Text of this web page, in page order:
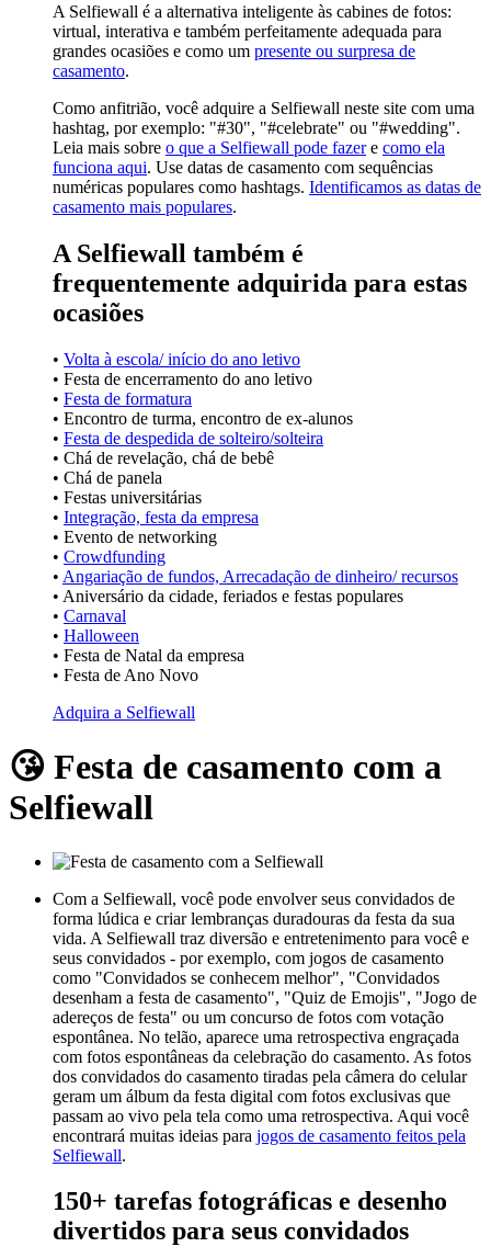
A Selfiewall é a alternativa inteligente às cabines de fotos:
virtual, interativa e também perfeitamente adequada para
grandes ocasiões e como um presente ou surpresa de
casamento.
Como anfitrião, você adquire a Selfiewall neste site com uma
hashtag, por exemplo: "#30", "#celebrate" ou "#wedding".
Leia mais sobre o que a Selfiewall pode fazere como ela
funciona aqui. Use datas de casamento com sequências
numéricas populares como hashtags. Identificamos as datas de
casamento mais populares.
A Selfiewall também é
frequentemente adquirida para estas
ocasiões
• Volta à escola/ início do ano letivo
• Festa de encerramento do ano letivo
• Festa de formatura
• Encontro de turma, encontro de ex-alunos
• Festa de despedida de solteiro/solteira
• Chá de revelação, chá de bebê
• Chá de panela
• Festas universitárias
• Integração, festa da empresa
• Evento de networking
• Crowdfunding
• Angariação de fundos, Arrecadação de dinheiro/ recursos
• Aniversário da cidade, feriados e festas populares
• Carnaval
• Halloween
• Festa de Natal da empresa
• Festa de Ano Novo
Adquira a Selfiewall
😘 Festa de casamento com a
Selfiewall
Com a Selfiewall, você pode envolver seus convidados de
forma lúdica e criar lembranças duradouras da festa da sua
vida. A Selfiewall traz diversão e entretenimento para você e
seus convidados - por exemplo, com jogos de casamento
como "Convidados se conhecem melhor", "Convidados
desenham a festa de casamento", "Quiz de Emojis", "Jogo de
adereços de festa" ou um concurso de fotos com votação
espontânea. No telão, aparece uma retrospectiva engraçada
com fotos espontâneas da celebração do casamento. As fotos
dos convidados do casamento tiradas pela câmera do celular
geram um álbum da festa digital com fotos exclusivas que
passam ao vivo pela tela como uma retrospectiva. Aqui você
encontrará muitas ideias para jogos de casamento feitos pela
Selfiewall.
150+ tarefas fotográficas e desenho
divertidos para seus convidados